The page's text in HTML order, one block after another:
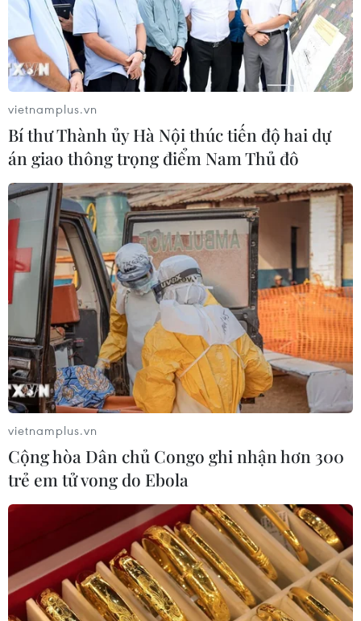
Tôn vinh 110 sản phẩm công nghiệp nông
thôn tiêu biểu quốc gia
18/09/2019 09:02
110 sản phẩm công nghiệp nông thôn tiêu biểu được
vinh danh thuộc các nhóm thủ công mỹ nghệ, sản phẩm
chế biến nông lâm thủy sản và đồ uống, sản phẩm thiết
bị, máy móc, dụng cụ và phụ tùng cơ khí.
vietnamplus.vn
Bí thư Thành ủy Hà Nội thúc tiến độ hai dự
án giao thông trọng điểm Nam Thủ đô
vietnamplus.vn
Cộng hòa Dân chủ Congo ghi nhận hơn 300
trẻ em tử vong do Ebola